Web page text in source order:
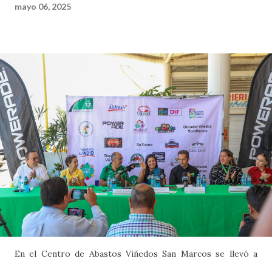
mayo 06, 2025
En el Centro de Abastos Viñedos San Marcos se llevó a